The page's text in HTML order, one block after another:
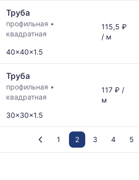
Труба
профильная •
квадратная
40x40x1.5
115,5 ₽
/ м
Труба
профильная •
квадратная
30x30x1.5
117 ₽ /
м
1 2 3 4 5